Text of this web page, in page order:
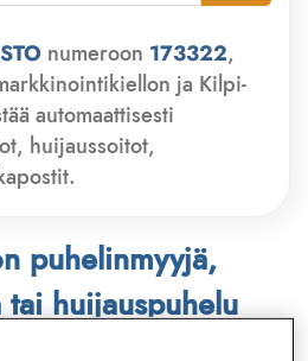
numeroon 173322,
ja Kilpi-
automaattisesti
huijaussoitot,
puhelinmyyjä,
huijauspuhelu